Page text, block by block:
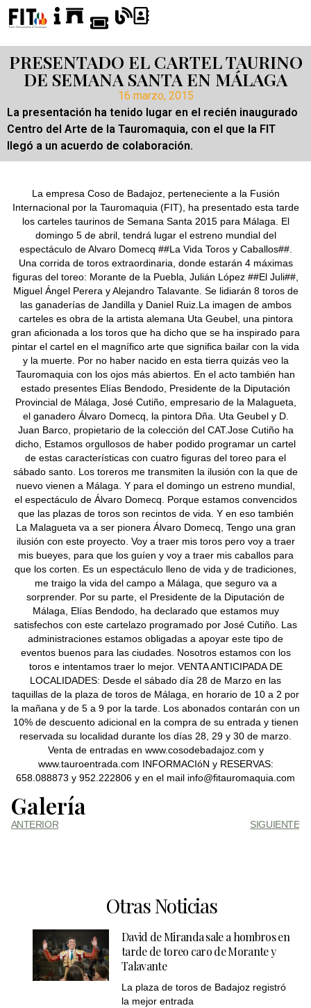
PRESENTADO EL CARTEL TAURINO
DE SEMANA SANTA EN MÁLAGA
16 marzo, 2015
La presentación ha tenido lugar en el recién inaugurado
Centro del Arte de la Tauromaquia, con el que la FIT
llegó a un acuerdo de colaboración.
La empresa Coso de Badajoz, perteneciente a la Fusión
Internacional por la Tauromaquia (FIT), ha presentado esta tarde
los carteles taurinos de Semana Santa 2015 para Málaga. El
domingo 5 de abril, tendrá lugar el estreno mundial del
espectáculo de Alvaro Domecq ##La Vida Toros y Caballos##.
Una corrida de toros extraordinaria, donde estarán 4 máximas
figuras del toreo: Morante de la Puebla, Julián López ##El Juli##,
Miguel Ángel Perera y Alejandro Talavante. Se lidiarán 8 toros de
las ganaderías de Jandilla y Daniel Ruiz.La imagen de ambos
carteles es obra de la artista alemana Uta Geubel, una pintora
gran aficionada a los toros que ha dicho que se ha inspirado para
pintar el cartel en el magnífico arte que significa bailar con la vida
y la muerte. Por no haber nacido en esta tierra quizás veo la
Tauromaquia con los ojos más abiertos. En el acto también han
estado presentes Elías Bendodo, Presidente de la Diputación
Provincial de Málaga, José Cutiño, empresario de la Malagueta,
el ganadero Álvaro Domecq, la pintora Dña. Uta Geubel y D.
Juan Barco, propietario de la colección del CAT.Jose Cutiño ha
dicho, Estamos orgullosos de haber podido programar un cartel
de estas características con cuatro figuras del toreo para el
sábado santo. Los toreros me transmiten la ilusión con la que de
nuevo vienen a Málaga. Y para el domingo un estreno mundial,
el espectáculo de Álvaro Domecq. Porque estamos convencidos
que las plazas de toros son recintos de vida. Y en eso también
La Malagueta va a ser pionera Álvaro Domecq, Tengo una gran
ilusión con este proyecto. Voy a traer mis toros pero voy a traer
mis bueyes, para que los guíen y voy a traer mis caballos para
que los corten. Es un espectáculo lleno de vida y de tradiciones,
me traigo la vida del campo a Málaga, que seguro va a
sorprender. Por su parte, el Presidente de la Diputación de
Málaga, Elías Bendodo, ha declarado que estamos muy
satisfechos con este cartelazo programado por José Cutiño. Las
administraciones estamos obligadas a apoyar este tipo de
eventos buenos para las ciudades. Nosotros estamos con los
toros e intentamos traer lo mejor. VENTA ANTICIPADA DE
LOCALIDADES: Desde el sábado día 28 de Marzo en las
taquillas de la plaza de toros de Málaga, en horario de 10 a 2 por
la mañana y de 5 a 9 por la tarde. Los abonados contarán con un
10% de descuento adicional en la compra de su entrada y tienen
reservada su localidad durante los días 28, 29 y 30 de marzo.
Venta de entradas en www.cosodebadajoz.com y
www.tauroentrada.com INFORMACIóN y RESERVAS:
658.088873 y 952.222806 y en el mail info@fitauromaquia.com
Galería
ANTERIOR SIGUIENTE
Otras Noticias
David de Miranda sale a hombros en
tarde de toreo caro de Morante y
Talavante
La plaza de toros de Badajoz registró
la mejor entrada